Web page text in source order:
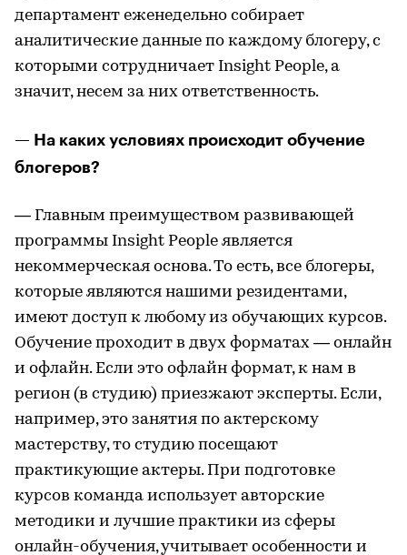
департамент еженедельно собирает
аналитические данные по каждому блогеру, с
которыми сотрудничает Insight People, а
значит, несем за них ответственность.
— На каких условиях происходит обучение
блогеров?
— Главным преимуществом развивающей
программы Insight People является
некоммерческая основа. То есть, все блогеры,
которые являются нашими резидентами,
имеют доступ к любому из обучающих курсов.
Обучение проходит в двух форматах — онлайн
и офлайн. Если это офлайн формат, к нам в
регион (в студию) приезжают эксперты. Если,
например, это занятия по актерскому
мастерству, то студию посещают
практикующие актеры. При подготовке
курсов команда использует авторские
методики и лучшие практики из сферы
онлайн-обучения, учитывает особенности и